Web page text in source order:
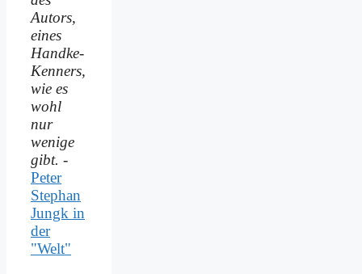
Autors,
eines
Handke-
Kenners,
wie es
wohl
nur
wenige
gibt. -
Peter
Stephan
Jungk in
der
"Welt"